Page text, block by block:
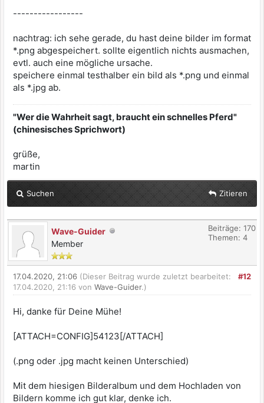
-----------------
nachtrag: ich sehe gerade, du hast deine bilder im format
*.png abgespeichert. sollte eigentlich nichts ausmachen,
evtl. auch eine mögliche ursache.
speichere einmal testhalber ein bild als *.png und einmal
als *.jpg ab.
"Wer die Wahrheit sagt, braucht ein schnelles Pferd"
(chinesisches Sprichwort)
grüße,
martin
Suchen Zitieren
Wave-Guider
Member
Beiträge: 170
Themen: 4
#12
17.04.2020, 21:06 (Dieser Beitrag wurde zuletzt bearbeitet:
17.04.2020, 21:16 von Wave-Guider.)
Hi, danke für Deine Mühe!
[ATTACH=CONFIG]54123[/ATTACH]
(.png oder .jpg macht keinen Unterschied)
Mit dem hiesigen Bilderalbum und dem Hochladen von
Bildern komme ich gut klar, denke ich.